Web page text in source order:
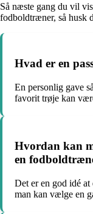
Så næste gang du vil
fodboldtræner, så husk
Hvad er en
En personlig gave
favorit trøje kan
Hvordan kan
en
Det er en god idé at
man kan vælge en